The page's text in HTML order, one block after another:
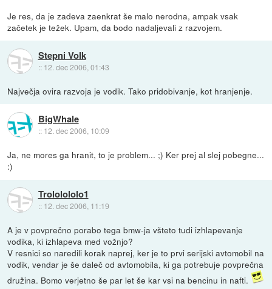
Je res, da je zadeva zaenkrat še malo nerodna, ampak vsak
začetek je težek. Upam, da bodo nadaljevali z razvojem.
Stepni Volk
:: 12. dec 2006, 01:43
Največja ovira razvoja je vodik. Tako pridobivanje, kot hranjenje.
BigWhale
:: 12. dec 2006, 10:09
Ja, ne mores ga hranit, to je problem... ;) Ker prej al slej pobegne...
:)
Trololololo1
:: 12. dec 2006, 11:19
A je v povprečno porabo tega bmw-ja všteto tudi izhlapevanje
vodika, ki izhlapeva med vožnjo?
V resnici so naredili korak naprej, ker je to prvi serijski avtomobil na
vodik, vendar je še daleč od avtomobila, ki ga potrebuje povprečna
družina. Bomo verjetno še par let še kar vsi na bencinu in nafti.